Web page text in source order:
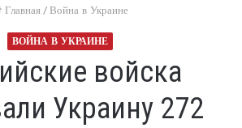
Главная /Война в Украине
ВОЙНА В УКРАИНЕ
войска
Украину 272